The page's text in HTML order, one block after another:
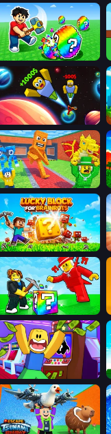
Break a Lucky Egg Brainrots
Obby: +1 to Spaceflight Altitude
Catch Brainrots From Bosses
Lucky Blocks for Brainrots